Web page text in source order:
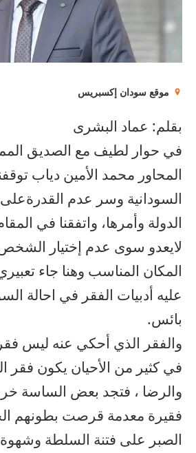
موقع سودان إكسبريس
بقلم: عماد البشرى
في حوار لطيف مع الصديق
المحاور محمد الأمين دياب
السودانية وسر عدم القدرةعلى
الدولة وأمرها، واتفقنا في
لايعدو سوى عدم إختيار
المكان المناسب وهنا جاء
عليه أدبيات الفقر في احالة
بائس.
والفقر الذي أحكي عنه ليس
في كثير من الأحيان يكون فقر
والرضا ، فتجد بعض الساسة
فقيرة معدمة قرصت بطونهم
الصبر على فتنة السلطة وشهوة